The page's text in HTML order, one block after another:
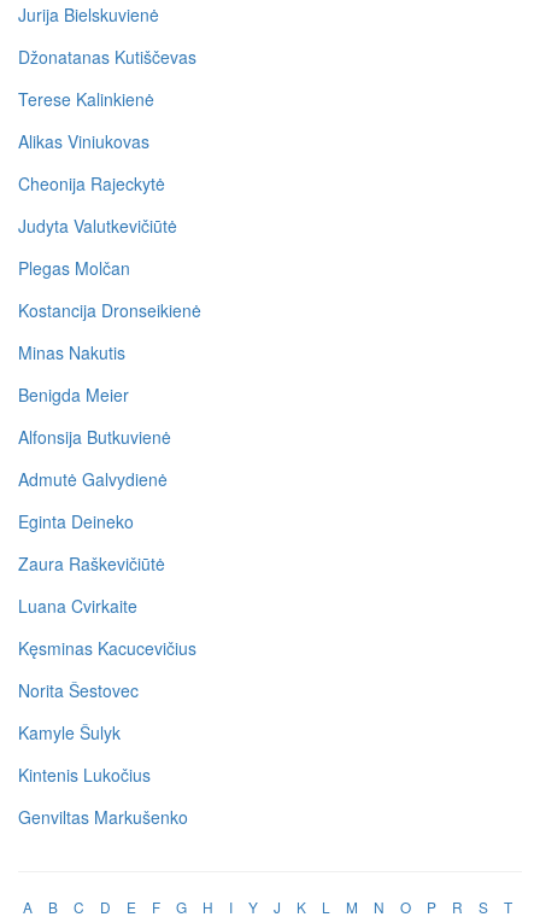
Jurija Bielskuvienė
Džonatanas Kutiščevas
Terese Kalinkienė
Alikas Viniukovas
Cheonija Rajeckytė
Judyta Valutkevičiūtė
Plegas Molčan
Kostancija Dronseikienė
Minas Nakutis
Benigda Meier
Alfonsija Butkuvienė
Admutė Galvydienė
Eginta Deineko
Zaura Raškevičiūtė
Luana Cvirkaite
Kęsminas Kacucevičius
Norita Šestovec
Kamyle Šulyk
Kintenis Lukočius
Genviltas Markušenko
A B C D E F G H I Y J K L M N O P R S
T